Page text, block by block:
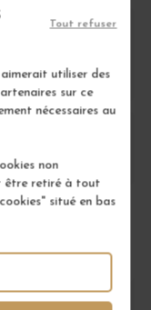
utiliser des
sur ce
nécessaires au
non
être retiré à tout
situé en bas
Tout refuser
Côte de Nuits